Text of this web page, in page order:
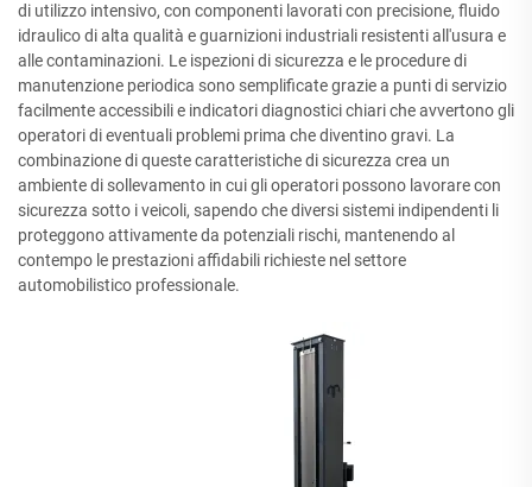
di utilizzo intensivo, con componenti lavorati con precisione, fluido
idraulico di alta qualità e guarnizioni industriali resistenti all'usura e
alle contaminazioni. Le ispezioni di sicurezza e le procedure di
manutenzione periodica sono semplificate grazie a punti di servizio
facilmente accessibili e indicatori diagnostici chiari che avvertono gli
operatori di eventuali problemi prima che diventino gravi. La
combinazione di queste caratteristiche di sicurezza crea un
ambiente di sollevamento in cui gli operatori possono lavorare con
sicurezza sotto i veicoli, sapendo che diversi sistemi indipendenti li
proteggono attivamente da potenziali rischi, mantenendo al
contempo le prestazioni affidabili richieste nel settore
automobilistico professionale.